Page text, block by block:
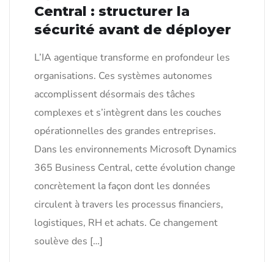
Central : structurer la
sécurité avant de déployer
L’IA agentique transforme en profondeur les
organisations. Ces systèmes autonomes
accomplissent désormais des tâches
complexes et s’intègrent dans les couches
opérationnelles des grandes entreprises.
Dans les environnements Microsoft Dynamics
365 Business Central, cette évolution change
concrètement la façon dont les données
circulent à travers les processus financiers,
logistiques, RH et achats. Ce changement
soulève des […]